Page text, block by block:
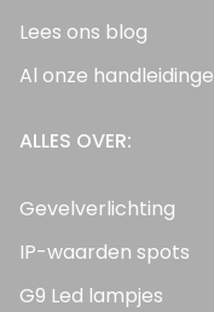
Lees ons blog
Al onze
ALLES OVER:
Gevelverlichting
IP-waarden spots
G9 Led lampjes